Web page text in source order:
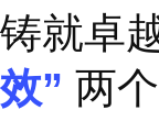
……
领导